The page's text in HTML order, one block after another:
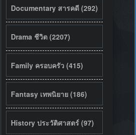
Documentary สารคดี (292)
Drama ชีวิต (2207)
Family ครอบครัว (415)
Fantasy เทพนิยาย (186)
History ประวัติศาสตร์ (97)